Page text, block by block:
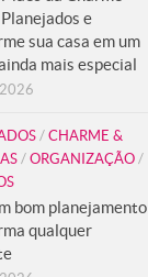
e
sua casa em um
mais especial
/ CHARME &
/ ORGANIZAÇÃO /
bom planejamento
qualquer